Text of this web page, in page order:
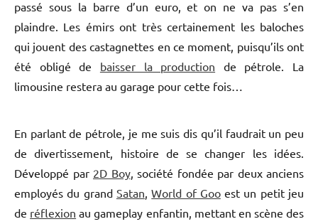
passé sous la barre d’un euro, et on ne va pas s’en
plaindre. Les émirs ont très certainement les baloches
qui jouent des castagnettes en ce moment, puisqu’ils ont
été obligé de baisser la production de pétrole. La
limousine restera au garage pour cette fois…
En parlant de pétrole, je me suis dis qu’il faudrait un peu
de divertissement, histoire de se changer les idées.
Développé par 2D Boy, société fondée par deux anciens
employés du grand Satan ,World of Gooest un petit jeu
de réflexion au gameplay enfantin, mettant en scène des